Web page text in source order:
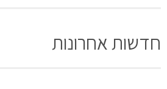
חדשות אחרונות